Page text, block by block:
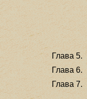
Глава 5.
Глава 6.
Глава 7.